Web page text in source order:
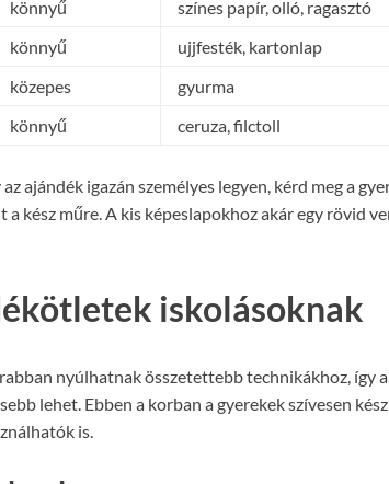
könnyű színes papír, olló, ragasztó
könnyű ujjfesték, kartonlap
közepes gyurma
könnyű ceruza, filctoll
ajándék igazán személyes legyen, kérd meg a
kész műre. A kis képeslapokhoz akár egy rövid
iskolásoknak
nyúlhatnak összetettebb technikákhoz, így
lehet. Ebben a korban a gyerekek szívesen
is.